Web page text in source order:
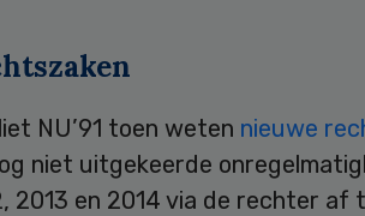
NU’91 toen weten nieuwe
niet uitgekeerde
2013 en 2014 via de rechter